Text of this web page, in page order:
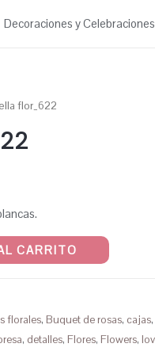
Decoraciones y Celebraciones
flor_622
CARRITO
florales, Buquet de rosas, cajas,
, detalles, Flores, Flowers,